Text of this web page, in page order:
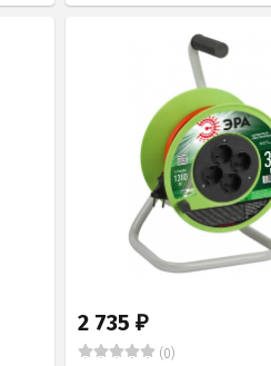
2 735₽
(0)